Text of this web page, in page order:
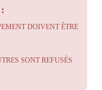
DOIVENT ÊTRE
SONT REFUSÉS